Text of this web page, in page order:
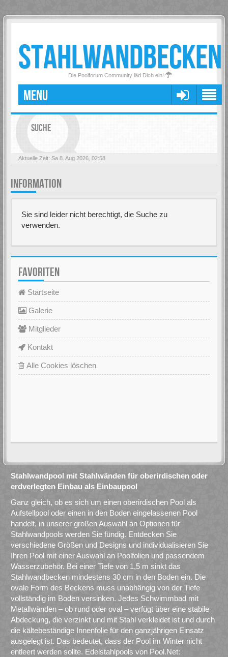
STAHLWANDBECKEN
Die Poolforum Community läd Dich ein!
MENU
SUCHE
Aktuelle Zeit: Sa 8. Aug 2026, 02:58
INFORMATION
Sie sind leider nicht berechtigt, die Suche zu
verwenden.
FAVORITEN
Startseite
Galerie
Mitglieder
Kontakt
Alle Cookies löschen
Stahlwandpool mit Stahlwänden für oberirdischen oder
erdverlegten Einbau als Einbaupool
Ganz gleich, ob es sich um einen oberirdischen Pool als
Aufstellpool oder einen in den Boden eingelassenen Pool
handelt, in unserer großen Auswahl an Optionen für
Stahlwandpools werden Sie fündig. Entdecken Sie
verschiedene Größen und Designs und individualisieren Sie
Ihren Pool mit einer Auswahl an Poolfolien und passendem
Wasserzubehör. Bei einer Tiefe von 1,5 m sinkt das
Stahlwandbecken mindestens 30 cm in den Boden ein. Die
ovale Form des Beckens muss unabhängig von der Tiefe
vollständig im Boden versinken. Jedes Schwimmbad mit
Metallwänden – ob rund oder oval – verfügt über eine stabile
Abdeckung, die verzinkt und mit Stahl verkleidet ist und durch
die kältebeständige Innenfolie für den ganzjährigen Einsatz
ausgelegt ist. Das bedeutet, dass der Pool im Winter nicht
entleert werden sollte. Edelstahlpools von Pool.Net: